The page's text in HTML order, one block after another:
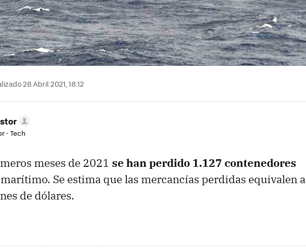
28 Abril 2021, 18:12
- Tech
meses de 2021 se han perdido 1.127 contenedores
Se estima que las mercancías perdidas equivalen a
de dólares.